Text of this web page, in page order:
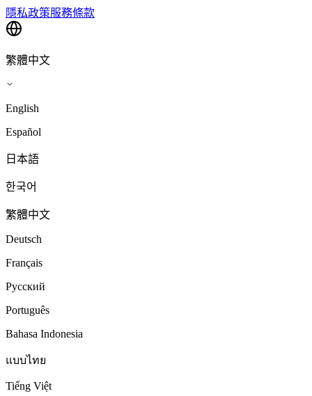
隱私政策服務條款
繁體中文
English
Español
日本語
한국어
繁體中文
Deutsch
Français
Русский
Português
Bahasa Indonesia
แบบไทย
Tiếng Việt